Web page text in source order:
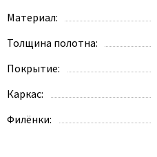
Milyana
Morelli
Ofram
Материал:
Толщина полотна:
Покрытие:
Каркас:
Филёнки: